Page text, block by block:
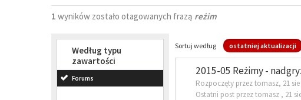
1 wyników zostało otagowanych frazą reżim
Według typu
zawartości
Forums
Sortuj według ostatniej aktualizacji
2015-05 Reżimy -
Rozpoczęty przez tomasz, 21 sie
Ostatni post przez tomasz , 21